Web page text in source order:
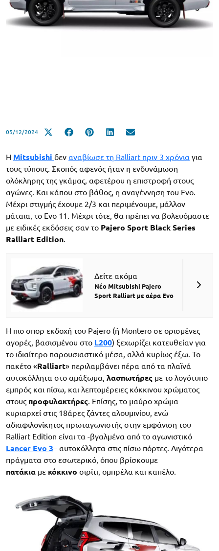
05/12/2024
Η Mitsubishi δεν αναβίωσε τη Ralliart πριν 3 χρόνια για
τους τύπους. Σκοπός αφενός ήταν η ενδυνάμωση
ολόκληρης της γκάμας, αφετέρου η επιστροφή στους
αγώνες. Και κάπου στο βάθος, η αναγέννηση του Evo.
Μέχρι στιγμής έχουμε 2/3 και περιμένουμε, μάλλον
μάταια, το Evo 11. Μέχρι τότε, θα πρέπει να βολευόμαστε
με ειδικές εκδόσεις σαν το Pajero Sport Black Series
Ralliart Edition.
Δείτε ακόμα
Νέο Mitsubishi Pajero
Sport Ralliart με αέρα Evo
H πιο σπορ εκδοχή του Pajero (ή Montero σε ορισμένες
αγορές, βασισμένου στο L200) ξεχωρίζει κατευθείαν για
το ιδιαίτερο παρουσιαστικό μέσα, αλλά κυρίως έξω. Το
πακέτο «Ralliart» περιλαμβάνει πέρα από τα πλαϊνά
αυτοκόλλητα στο αμάξωμα, λασπωτήρες με το λογότυπο
εμπρός και πίσω, και λεπτομέρειες κόκκινου χρώματος
στους προφυλακτήρες . Επίσης, το μαύρο χρώμα
κυριαρχεί στις 18άρες ζάντες αλουμινίου, ενώ
αδιαφιλονίκητος πρωταγωνιστής στην εμφάνιση του
Ralliart Edition είναι τα -βγαλμένα από το αγωνιστικό
Lancer Evo 3– αυτοκόλλητα στις πίσω πόρτες. Λιγότερα
πράγματα στο εσωτερικό, όπου βρίσκουμε
πατάκια με κόκκινο σιρίτι, ομπρέλα και καπέλο.